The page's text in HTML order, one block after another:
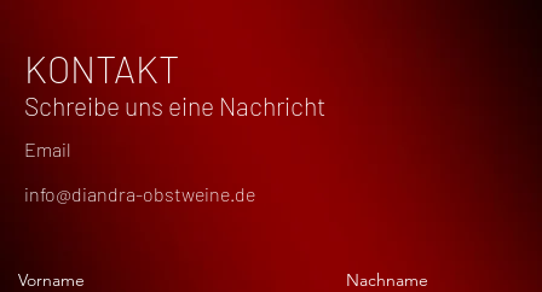
KONTAKT
Schreibe uns eine Nachricht
Email
info@diandra-obstweine.de
Vorname Nachname